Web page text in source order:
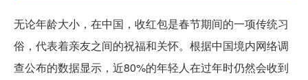
无论年龄大小，在中国，收红包是春节期间的一项传统习
俗，代表着亲友之间的祝福和关怀。根据中国境内网络调
查公布的数据显示，近80%的年轻人在过年时仍然会收到